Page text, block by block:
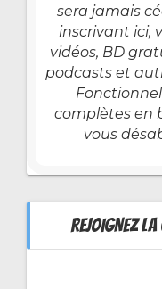
sera jamais
inscrivant ici,
vidéos, BD
podcasts et
complètes en
vous
REJOIGNEZ